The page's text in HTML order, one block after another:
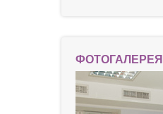
ФОТОГАЛЕРЕЯ